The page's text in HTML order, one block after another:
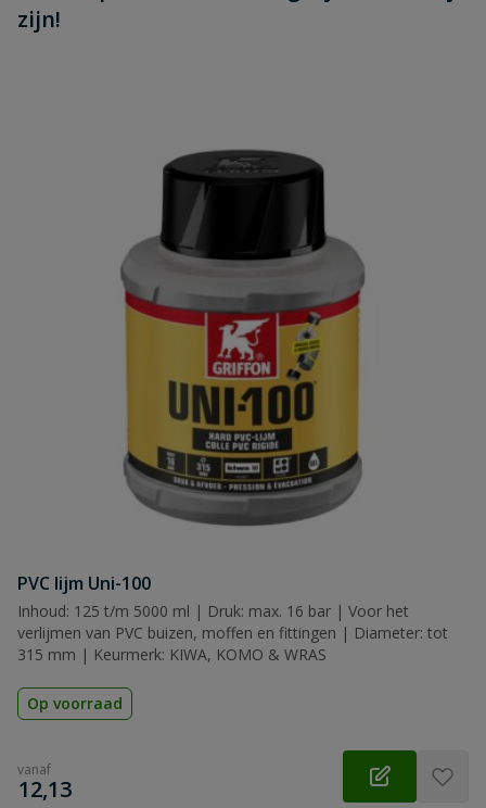
zijn!
PVC lijm Uni-100
Inhoud: 125 t/m 5000 ml | Druk: max. 16 bar | Voor het
verlijmen van PVC buizen, moffen en fittingen | Diameter: tot
315 mm | Keurmerk: KIWA, KOMO & WRAS
Op voorraad
vanaf
€
12,13